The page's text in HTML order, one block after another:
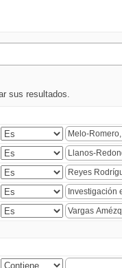
sus resultados.